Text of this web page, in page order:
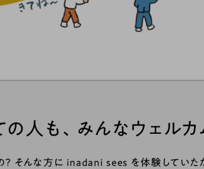
人も、みんなウェル
？ そんな方に inadani sees を体験していた